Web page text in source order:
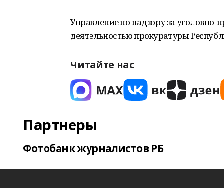
Управление по надзору за уголовно-
деятельностью прокуратуры
Читайте нас
Партнеры
Фотобанк журналистов РБ